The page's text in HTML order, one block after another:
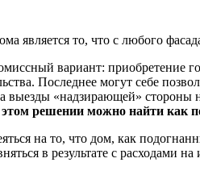
является то, что с любого
вариант: приобретение
Последнее могут себе
«надзирающей» стороны
этом решении можно найти как
на то, что дом, как
в результате с расходами